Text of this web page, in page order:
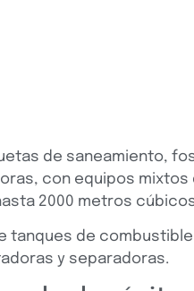
de saneamiento,
con equipos mixtos
2000 metros
tanques de
y separadoras.